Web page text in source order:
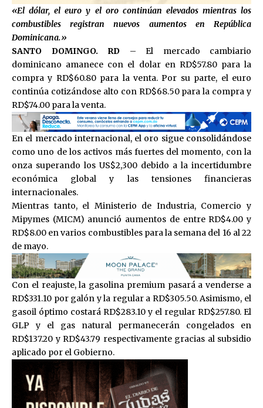
«El dólar, el euro y el oro continúan elevados mientras los
combustibles registran nuevos aumentos en República
Dominicana.»
SANTO DOMINGO. RD – El mercado cambiario
dominicano amanece con el dolar en RD$57.80 para la
compra y RD$60.80 para la venta. Por su parte, el euro
continúa cotizándose alto con RD$68.50 para la compra y
RD$74.00 para la venta.
En el mercado internacional, el oro sigue consolidándose
como uno de los activos más fuertes del momento, con la
onza superando los US$2,300 debido a la incertidumbre
económica global y las tensiones financieras
internacionales.
Mientras tanto, el Ministerio de Industria, Comercio y
Mipymes (MICM) anunció aumentos de entre RD$4.00 y
RD$8.00 en varios combustibles para la semana del 16 al 22
de mayo.
Con el reajuste, la gasolina premium pasará a venderse a
RD$331.10 por galón y la regular a RD$305.50. Asimismo, el
gasoil óptimo costará RD$283.10 y el regular RD$257.80. El
GLP y el gas natural permanecerán congelados en
RD$137.20 y RD$43.79 respectivamente gracias al subsidio
aplicado por el Gobierno.